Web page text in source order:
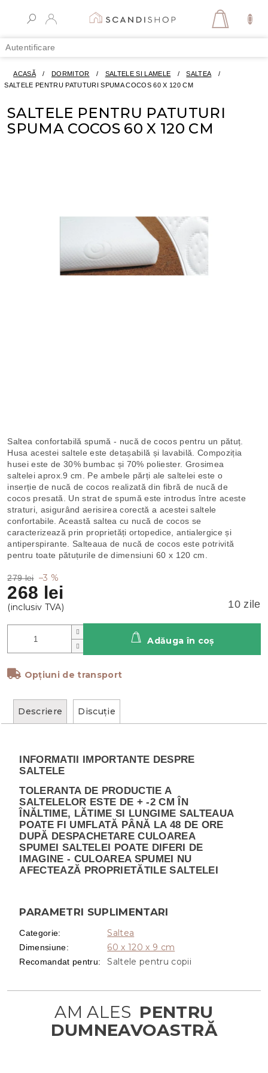
conținut
Autentificare
COŞ
ACASĂ / DORMITOR / SALTELE SI LAMELE / SALTEA
/
SALTELE PENTRU PATUTURI SPUMA COCOS 60 X 120 CM
SALTELE PENTRU PATUTURI
SPUMA COCOS 60 X 120 CM
279 lei –3 %
268 lei
10 zile
Opțiuni de transport
Adăuga în coş
Saltea confortabilă spumă - nucă de cocos pentru un pătuț.
Husa acestei saltele este detașabilă și lavabilă. Compoziția
husei este de 30% bumbac și 70% poliester. Grosimea
saltelei aprox.9 cm. Pe ambele părți ale saltelei este o
inserție de nucă de cocos realizată din fibră de nucă de
cocos presată. Un strat de spumă este introdus între aceste
straturi, asigurând aerisirea corectă a acestei saltele
confortabile. Această saltea cu nucă de cocos se
caracterizează prin proprietăți ortopedice, antialergice și
antiperspirante. Salteaua de nucă de cocos este potrivită
pentru toate pătuțurile de dimensiuni 60 x 120 cm.
Descriere Discuţie
INFORMATII IMPORTANTE DESPRE
SALTELE
TOLERANTA DE PRODUCTIE A
SALTELELOR ESTE DE + -2 CM ÎN
ÎNĂLTIME, LĂTIME SI LUNGIME SALTEAUA
POATE FI UMFLATĂ PÂNĂ LA 48 DE ORE
DUPĂ DESPACHETARE CULOAREA
SPUMEI SALTELEI POATE DIFERI DE
IMAGINE - CULOAREA SPUMEI NU
AFECTEAZĂ PROPRIETĂTILE SALTELEI
PARAMETRI SUPLIMENTARI
Categorie: Saltea
Dimensiune: 60 x 120 x 9 cm
Recomandat pentru: Saltele pentru copii